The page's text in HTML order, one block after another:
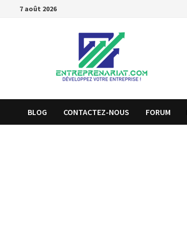
7 août 2026
BLOG CONTACTEZ-NOUS FORUM